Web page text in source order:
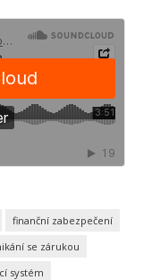
finanční zabezpečení
se zárukou
systém